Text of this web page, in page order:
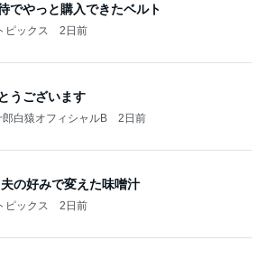
でやっと購入できたベルト
ピックス 2日前
うございます
白猿オフィシャルB 2日前
の好みで変えた味噌汁
ピックス 2日前